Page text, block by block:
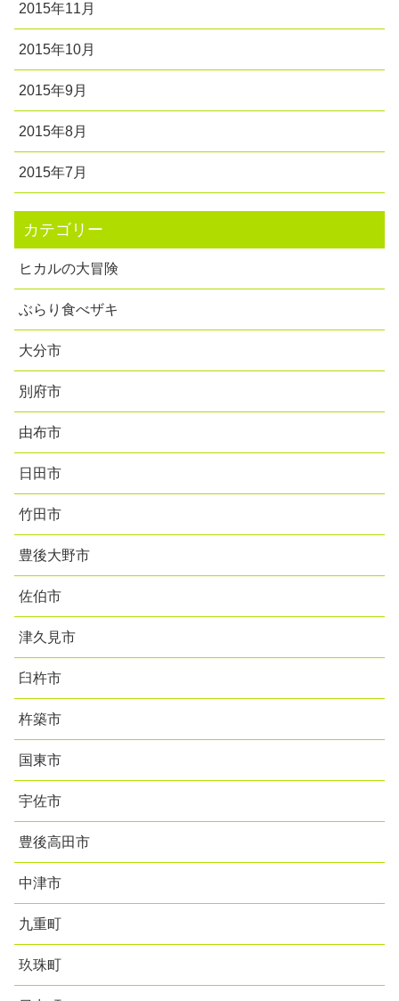
2015年11月
2015年10月
2015年9月
2015年8月
2015年7月
カテゴリー
ヒカルの大冒険
ぶらり食べザキ
大分市
別府市
由布市
日田市
竹田市
豊後大野市
佐伯市
津久見市
臼杵市
杵築市
国東市
宇佐市
豊後高田市
中津市
九重町
玖珠町